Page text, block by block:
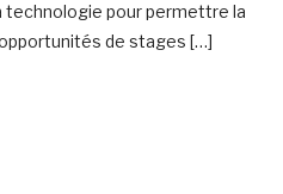
pour permettre la
de stages […]